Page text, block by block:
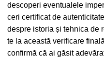
descoperi eventualele
ceri certificat de
despre istoria și tehnica de
te la această verificare
confirmă că ai găsit